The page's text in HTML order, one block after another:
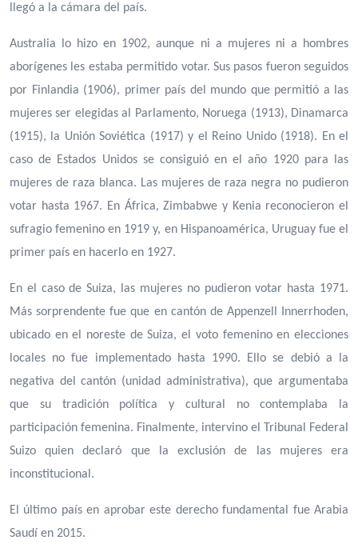
llegó a la cámara del país.
Australia lo hizo en 1902, aunque ni a mujeres ni a hombres
aborígenes les estaba permitido votar. Sus pasos fueron seguidos
por Finlandia (1906), primer país del mundo que permitió a las
mujeres ser elegidas al Parlamento, Noruega (1913), Dinamarca
(1915), la Unión Soviética (1917) y el Reino Unido (1918). En el
caso de Estados Unidos se consiguió en el año 1920 para las
mujeres de raza blanca. Las mujeres de raza negra no pudieron
votar hasta 1967. En África, Zimbabwe y Kenia reconocieron el
sufragio femenino en 1919 y, en Hispanoamérica, Uruguay fue el
primer país en hacerlo en 1927.
En el caso de Suiza, las mujeres no pudieron votar hasta 1971.
Más sorprendente fue que en cantón de Appenzell Innerrhoden,
ubicado en el noreste de Suiza, el voto femenino en elecciones
locales no fue implementado hasta 1990. Ello se debió a la
negativa del cantón (unidad administrativa), que argumentaba
que su tradición política y cultural no contemplaba la
participación femenina. Finalmente, intervino el Tribunal Federal
Suizo quien declaró que la exclusión de las mujeres era
inconstitucional.
El último país en aprobar este derecho fundamental fue Arabia
Saudí en 2015.